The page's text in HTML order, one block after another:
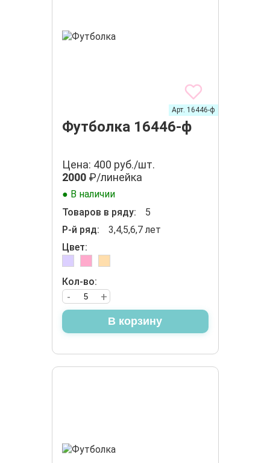
Футболка 16446-ф
Арт. 16446-ф
Цена: 400 руб./шт.
2000₽/линейка
● В наличии
Товаров в ряду:
5
Р-й ряд:
3,4,5,6,7 лет
Цвет:
Кол-во:
+
-
В корзину